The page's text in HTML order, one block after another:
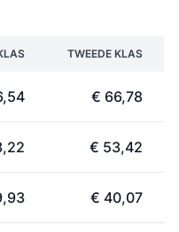
TWEEDE KLAS
€ 66,78
€ 53,42
€ 40,07